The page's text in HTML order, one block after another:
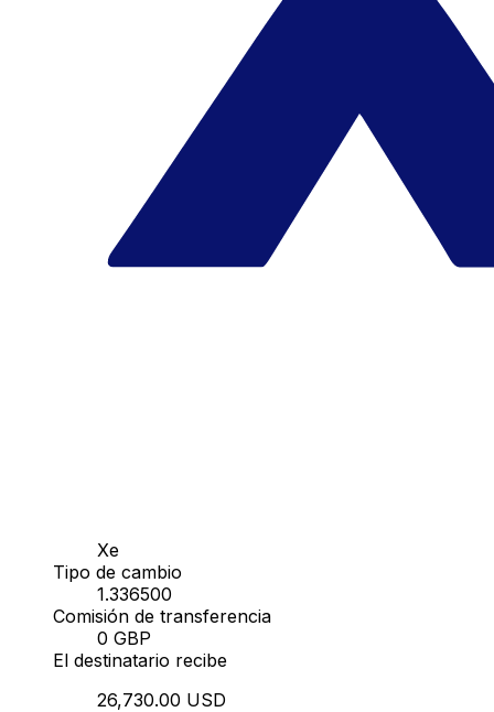
Xe
Tipo de cambio
1.336500
Comisión de transferencia
0 GBP
El destinatario recibe
26,730.00 USD